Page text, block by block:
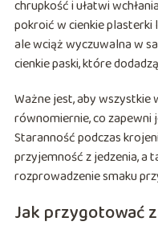
chrupkość i ułatwi
pokroić w cienkie plasterki
ale wciąż wyczuwalna w
cienkie paski, które
Ważne jest, aby
równomiernie, co zapewni
Staranność podczas
przyjemność z jedzenia, a
rozprowadzenie smaku
Jak przygotować